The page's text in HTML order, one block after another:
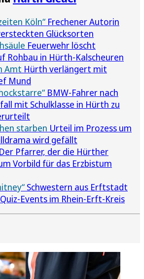
Köln“ Frechener Autorin
Glücksorten
Feuerwehr löscht
Rohbau in Hürth-Kalscheuren
Amt Hürth verlängert mit
Mund
BMW-Fahrer nach
mit Schulklasse in Hürth zu
starben Urteil im Prozess um
wird gefällt
Der Pfarrer, der die Hürther
Vorbild für das Erzbistum
Schwestern aus Erftstadt
Events im Rhein-Erft-Kreis